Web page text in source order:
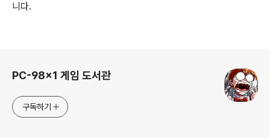
니다.
PC-98x1 게임 도서관
구독하기